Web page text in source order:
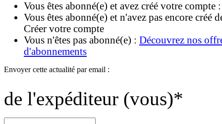
Vous êtes abonné(e) et avez créé votre compte
Vous êtes abonné(e) et n'avez pas encore créé
Créer votre compte
Vous n'êtes pas abonné(e) : Découvrez nos
d'abonnements
Envoyer cette actualité par email :
de l'expéditeur (vous)*